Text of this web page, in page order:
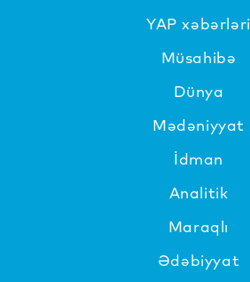
YAP xəbərləri
Müsahibə
Dünya
Mədəniyyat
İdman
Analitik
Maraqlı
Ədəbiyyat